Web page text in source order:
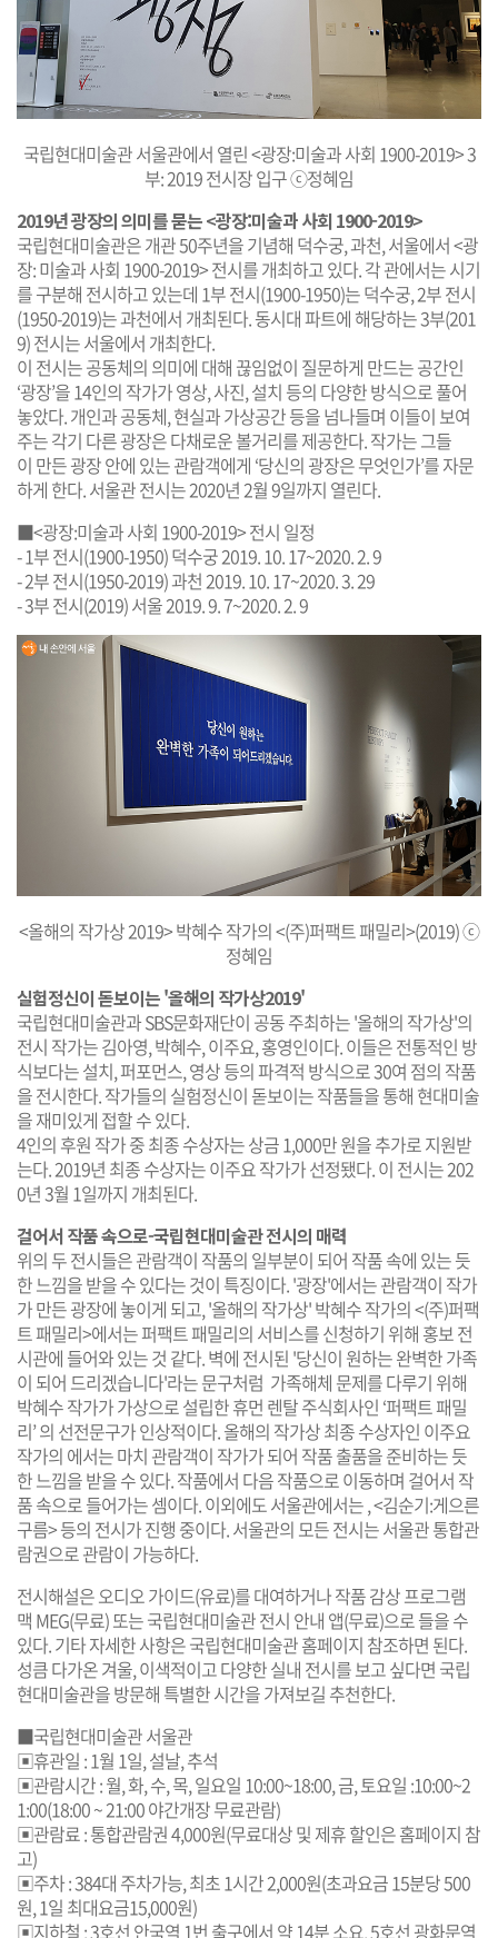
국립현대미술관 서울관에서 열린 <광장:미술과 사회 1900-2019> 3
부: 2019 전시장 입구 ⓒ정혜임
2019년 광장의 의미를 묻는 <광장:미술과 사회 1900-2019>
국립현대미술관은 개관 50주년을 기념해 덕수궁, 과천, 서울에서 <광
장: 미술과 사회 1900-2019> 전시를 개최하고 있다. 각 관에서는 시기
를 구분해 전시하고 있는데 1부 전시(1900-1950)는 덕수궁, 2부 전시
(1950-2019)는 과천에서 개최된다. 동시대 파트에 해당하는 3부(201
9) 전시는 서울에서 개최한다.
이 전시는 공동체의 의미에 대해 끊임없이 질문하게 만드는 공간인
‘광장’을 14인의 작가가 영상, 사진, 설치 등의 다양한 방식으로 풀어
놓았다. 개인과 공동체, 현실과 가상공간 등을 넘나들며 이들이 보여
주는 각기 다른 광장은 다채로운 볼거리를 제공한다. 작가는 그들
이 만든 광장 안에 있는 관람객에게 ‘당신의 광장은 무엇인가’를 자문
하게 한다. 서울관 전시는 2020년 2월 9일까지 열린다.
■<광장:미술과 사회 1900-2019> 전시 일정
- 1부 전시(1900-1950) 덕수궁 2019. 10. 17~2020. 2. 9
- 2부 전시(1950-2019) 과천 2019. 10. 17~2020. 3. 29
- 3부 전시(2019) 서울 2019. 9. 7~2020. 2. 9
<올해의 작가상 2019> 박혜수 작가의 <(주)퍼팩트 패밀리>(2019) ⓒ
정혜임
실험정신이 돋보이는 '올해의 작가상2019'
국립현대미술관과 SBS문화재단이 공동 주최하는 '올해의 작가상'의
전시 작가는 김아영, 박혜수, 이주요, 홍영인이다. 이들은 전통적인 방
식보다는 설치, 퍼포먼스, 영상 등의 파격적 방식으로 30여 점의 작품
을 전시한다. 작가들의 실험정신이 돋보이는 작품들을 통해 현대미술
을 재미있게 접할 수 있다.
4인의 후원 작가 중 최종 수상자는 상금 1,000만 원을 추가로 지원받
는다. 2019년 최종 수상자는이주요 작가가 선정됐다. 이 전시는 202
0년 3월 1일까지 개최된다.
걸어서 작품 속으로-국립현대미술관 전시의 매력
위의 두 전시들은 관람객이 작품의 일부분이 되어 작품 속에 있는 듯
한 느낌을 받을 수 있다는 것이 특징이다. '광장'에서는 관람객이 작가
가 만든 광장에 놓이게 되고, '올해의 작가상' 박혜수 작가의 <(주)퍼팩
트 패밀리>에서는 퍼팩트 패밀리의 서비스를 신청하기 위해 홍보 전
시관에 들어와 있는 것 같다. 벽에 전시된 '당신이 원하는 완벽한 가족
이 되어 드리겠습니다'라는 문구처럼 가족해체 문제를 다루기 위해
박혜수 작가가 가상으로 설립한 휴먼 렌탈 주식회사인 ‘퍼팩트 패밀
리’ 의 선전문구가 인상적이다. 올해의 작가상 최종 수상자인 이주요
작가의 에서는 마치 관람객이 작가가 되어 작품 출품을 준비하는 듯
한 느낌을 받을 수 있다. 작품에서 다음 작품으로 이동하며 걸어서 작
품 속으로 들어가는 셈이다.이외에도 서울관에서는, <김순기:게으른
구름> 등의 전시가 진행 중이다. 서울관의 모든 전시는 서울관 통합관
람권으로 관람이 가능하다.
전시해설은 오디오 가이드(유료)를 대여하거나 작품 감상 프로그램
맥 MEG(무료) 또는 국립현대미술관 전시 안내 앱(무료)으로 들을 수
있다. 기타 자세한 사항은 국립현대미술관 홈페이지 참조하면 된다.
성큼 다가온 겨울, 이색적이고 다양한 실내 전시를 보고 싶다면 국립
현대미술관을 방문해 특별한 시간을 가져보길 추천한다.
■국립현대미술관 서울관
▣휴관일 : 1월 1일, 설날, 추석
▣관람시간 : 월, 화, 수, 목, 일요일 10:00~18:00, 금, 토요일 :10:00~2
1:00(18:00 ~ 21:00 야간개장 무료관람)
▣관람료 : 통합관람권 4,000원(무료대상 및 제휴 할인은 홈페이지 참
고)
▣주차 : 384대 주차가능, 최초 1시간 2,000원(초과요금 15분당 500
원, 1일 최대요금15,000원)
▣지하철 : 3호선 안국역 1번 출구에서 약 14분 소요, 5호선 광화문역